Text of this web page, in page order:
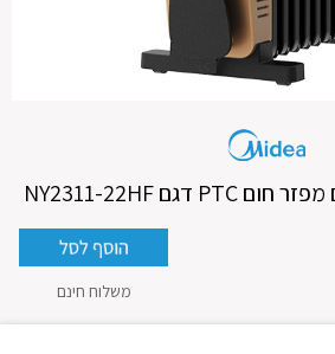
משלוח חינם